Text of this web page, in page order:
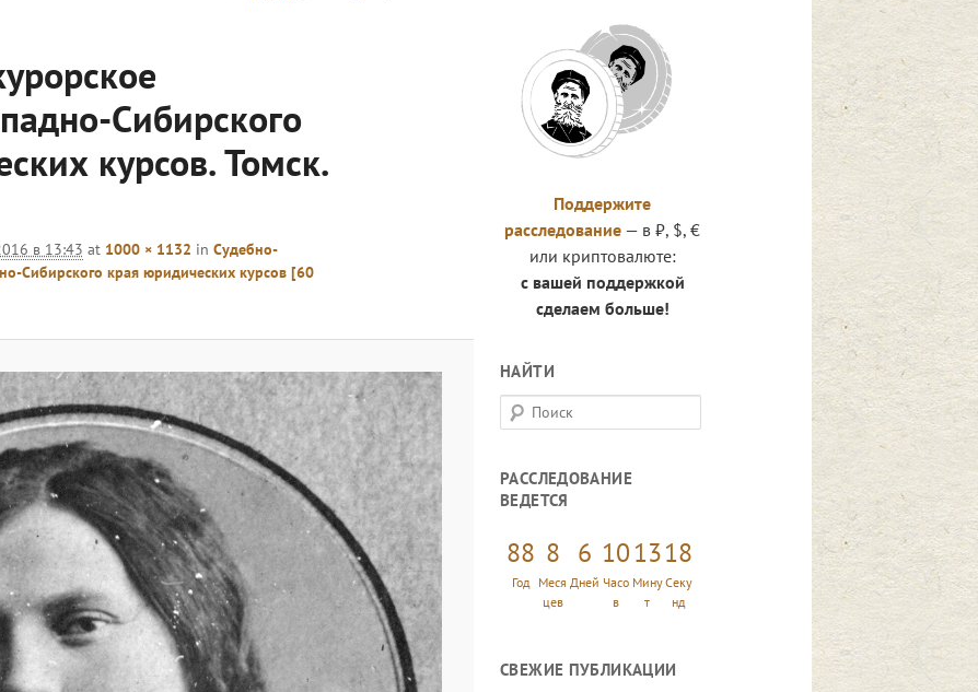
Сибирского
курсов. Томск.
в 13:43 at 1000 × 1132 in Судебно-
Сибирского края юридических курсов [60
Поддержите
расследование — в ₽, $, €
или криптовалюте:
с вашей поддержкой
сделаем больше!
НАЙТИ
П
о
с
к
РАССЛЕДОВАНИЕ
ВЕДЕТСЯ
88
Год
8
Меся
цев
6
Дней
10
Часо
в
13
Мину
т
19
Секу
нд
СВЕЖИЕ ПУБЛИКАЦИИ